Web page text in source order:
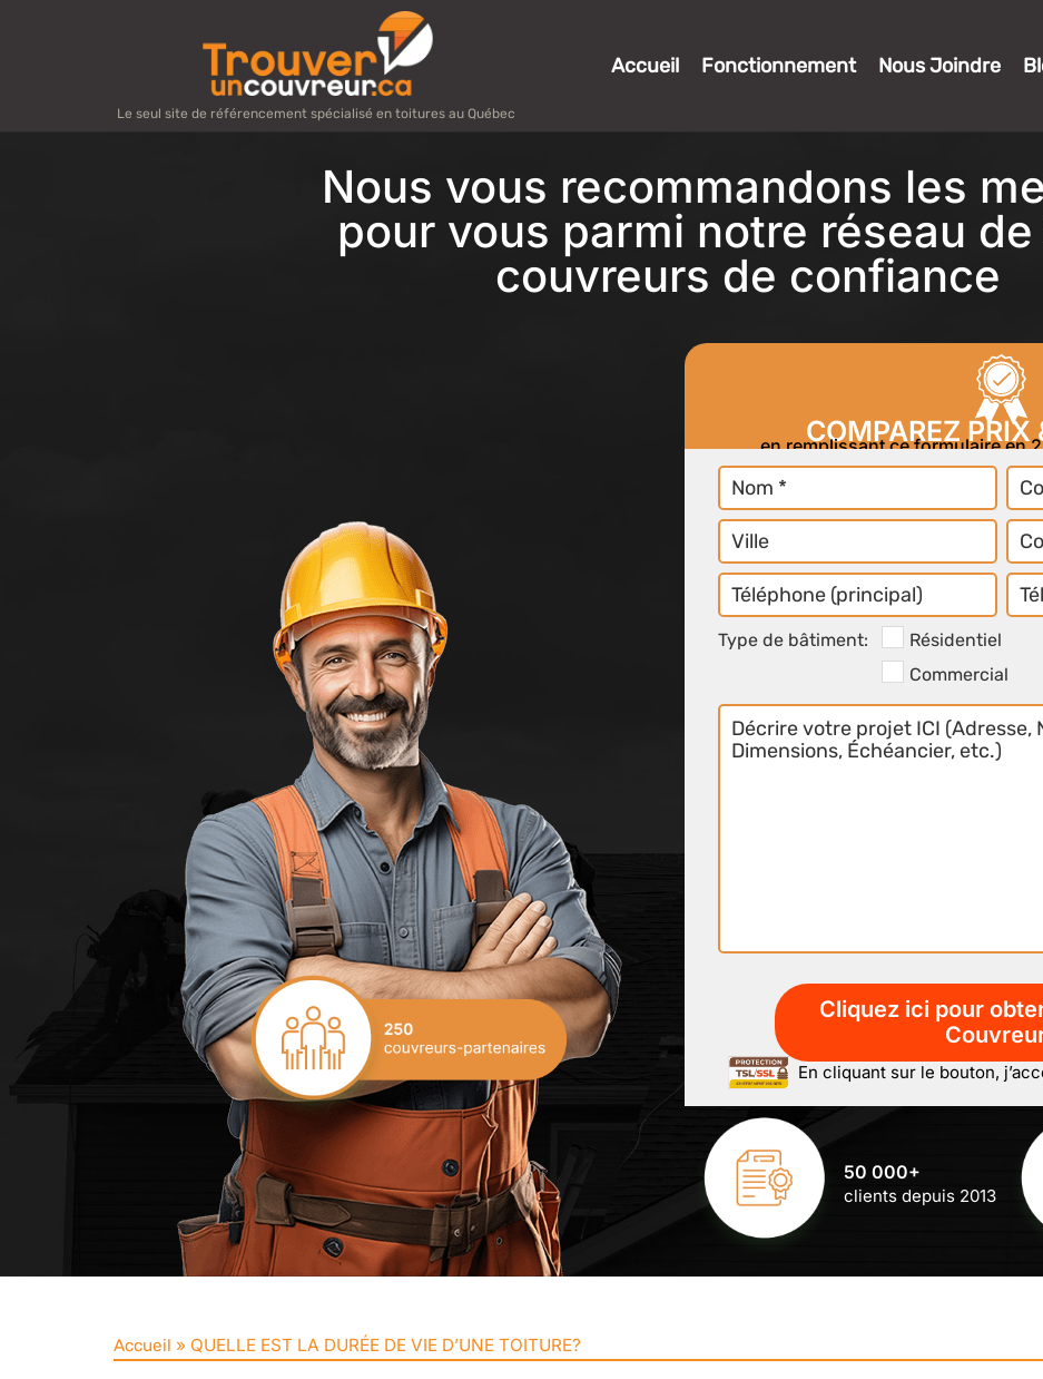
Le seul site de référencement spécialisé en toitures au Québec
Accueil Fonctionnement Nous Joindre
Nous vous recommandons les
pour vous parmi notre réseau
couvreurs de confiance
COMPAREZ PRIX
en remplissant ce formulaire en
Nom
Ville
Code
Téléphone
Principal
Type de bâtiment:
Résidentiel
Commercial
Décrire
votre
En cliquant sur le bouton,
50 000+
clients depuis 2013
Accueil » QUELLE EST LA DURÉE DE VIE D’UNE TOITURE?